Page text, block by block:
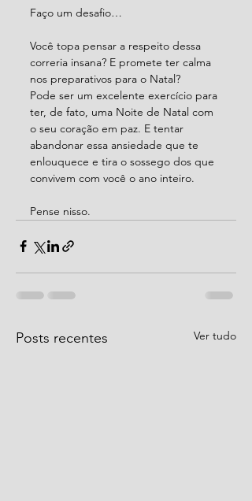
Faço um desafio…
Você topa pensar a respeito dessa
correria insana? E promete ter calma
nos preparativos para o Natal?
Pode ser um excelente exercício para
ter, de fato, uma Noite de Natal com
o seu coração em paz. E tentar
abandonar essa ansiedade que te
enlouquece e tira o sossego dos que
convivem com você o ano inteiro.
Pense nisso.
Posts recentes Ver tudo